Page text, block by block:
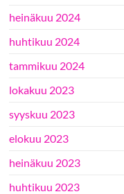
heinäkuu 2024
huhtikuu 2024
tammikuu 2024
lokakuu 2023
syyskuu 2023
elokuu 2023
heinäkuu 2023
huhtikuu 2023